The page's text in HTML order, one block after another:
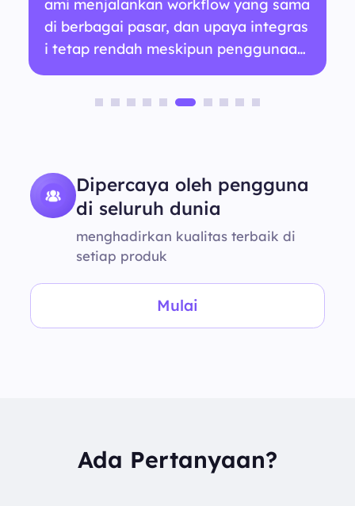
ami menjalankan workflow yang sama
di berbagai pasar, dan upaya integras
i tetap rendah meskipun penggunaan
Dipercaya oleh pengguna
di seluruh dunia
menghadirkan kualitas terbaik di
setiap produk
Mulai
Ada Pertanyaan?